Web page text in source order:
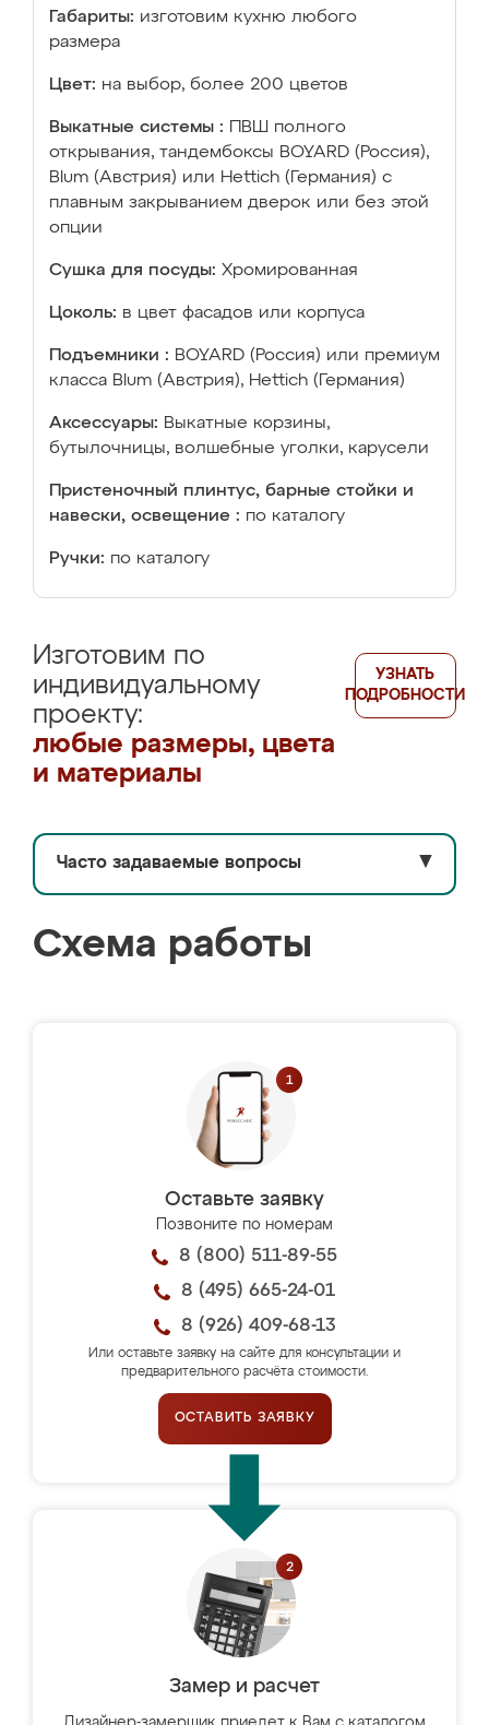
Габариты: изготовим кухню любого
размера
Цвет: на выбор, более 200 цветов
Выкатные системы :
ПВШ полного
открывания, тандембоксы BOYARD (Россия),
Blum (Австрия) или Hettich (Германия) с
плавным закрыванием дверок или без этой
опции
Сушка для посуды: Хромированная
Цоколь: в цвет фасадов или корпуса
Подъемники : BOYARD (Россия) или премиум
класса Blum (Австрия), Hettich (Германия)
Аксессуары: Выкатные корзины,
бутылочницы, волшебные уголки, карусели
Пристеночный плинтус, барные стойки и
навески, освещение : по каталогу
Ручки: по каталогу
Изготовим по
индивидуальному
проекту:
любые размеры, цвета
и материалы
УЗНАТЬ
ПОДРОБНОСТИ
Часто задаваемые вопросы ▼
Схема работы
Оставьте заявку
Позвоните по номерам
8 (800) 511-89-55
8 (495) 665-24-01
8 (926) 409-68-13
Или оставьте заявку на сайте для консультации и
предварительного расчёта стоимости.
ОСТАВИТЬ ЗАЯВКУ
Замер и расчет